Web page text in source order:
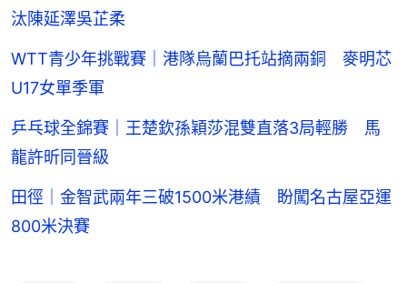
汰陳延澤吳芷柔
WTT青少年挑戰賽｜港隊烏蘭巴托站摘兩銅 麥明芯
U17女單季軍
乒乓球全錦賽｜王楚欽孫穎莎混雙直落3局輕勝 馬
龍許昕同晉級
田徑｜金智武兩年三破1500米港績 盼闖名古屋亞運
800米決賽